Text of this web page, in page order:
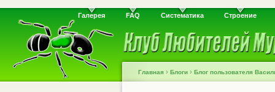
Галерея FAQ Систематика Строение
Главная › Блоги › Блог пользователя